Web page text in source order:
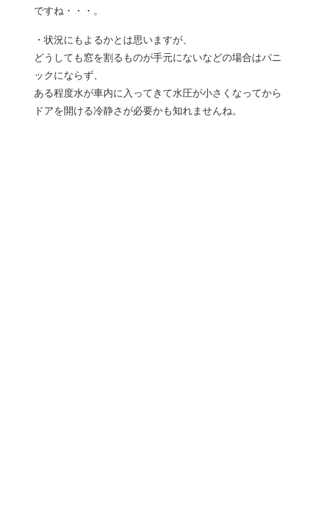
ですね・・・。
・状況にもよるかとは思いますが、
どうしても窓を割るものが手元にないなどの場合はパニ
ックにならず、
ある程度水が車内に入ってきて水圧が小さくなってから
ドアを開ける冷静さが必要かも知れませんね。